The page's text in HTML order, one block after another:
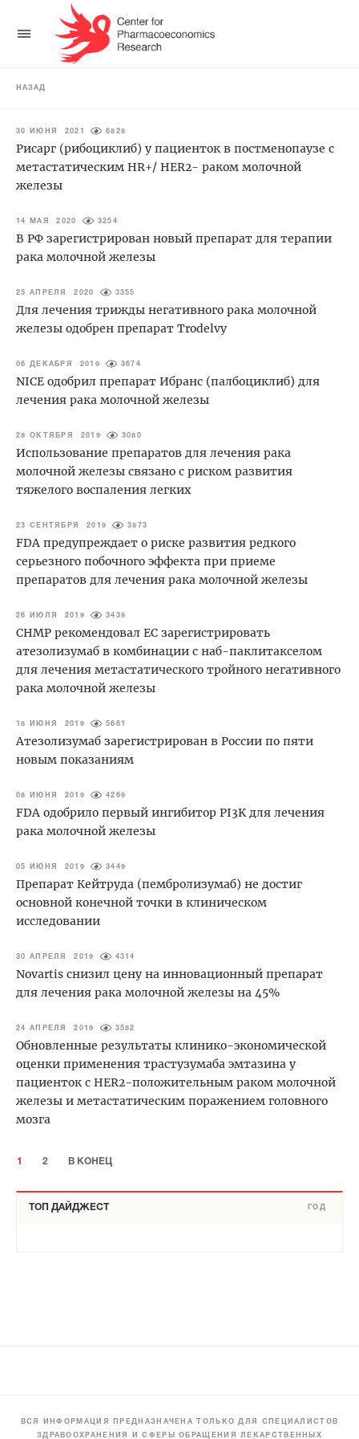
НАЗАД
30 ИЮНЯ 2021 6828
Рисарг (рибоциклиб) у пациенток в постменопаузе с
метастатическим HR+/ HER2- раком молочной
железы
14 МАЯ 2020 3254
В РФ зарегистрирован новый препарат для терапии
рака молочной железы
25 АПРЕЛЯ 2020 3355
Для лечения трижды негативного рака молочной
железы одобрен препарат Trodelvy
06 ДЕКАБРЯ 2019 3674
NICE одобрил препарат Ибранс (палбоциклиб) для
лечения рака молочной железы
28 ОКТЯБРЯ 2019 3080
Использование препаратов для лечения рака
молочной железы связано с риском развития
тяжелого воспаления легких
23 СЕНТЯБРЯ 2019 3873
FDA предупреждает о риске развития редкого
серьезного побочного эффекта при приеме
препаратов для лечения рака молочной железы
26 ИЮЛЯ 2019 3439
CHMP рекомендовал ЕС зарегистрировать
атезолизумаб в комбинации с наб-паклитакселом
для лечения метастатического тройного негативного
рака молочной железы
18 ИЮНЯ 2019 5661
Атезолизумаб зарегистрирован в России по пяти
новым показаниям
08 ИЮНЯ 2019 4269
FDA одобрило первый ингибитор PI3K для лечения
рака молочной железы
05 ИЮНЯ 2019 3449
Препарат Кейтруда (пембролизумаб) не достиг
основной конечной точки в клиническом
исследовании
30 АПРЕЛЯ 2019 4314
Novartis снизил цену на инновационный препарат
для лечения рака молочной железы на 45%
24 АПРЕЛЯ 2019 3582
Обновленные результаты клинико-экономической
оценки применения трастузумаба эмтазина у
пациенток с HER2-положительным раком молочной
железы и метастатическим поражением головного
мозга
1 2 В КОНЕЦ
ТОП ДАЙДЖЕСТ ГОД
ВСЯ ИНФОРМАЦИЯ ПРЕДНАЗНАЧЕНА ТОЛЬКО ДЛЯ СПЕЦИАЛИСТОВ
ЗДРАВООХРАНЕНИЯ И СФЕРЫ ОБРАЩЕНИЯ ЛЕКАРСТВЕННЫХ